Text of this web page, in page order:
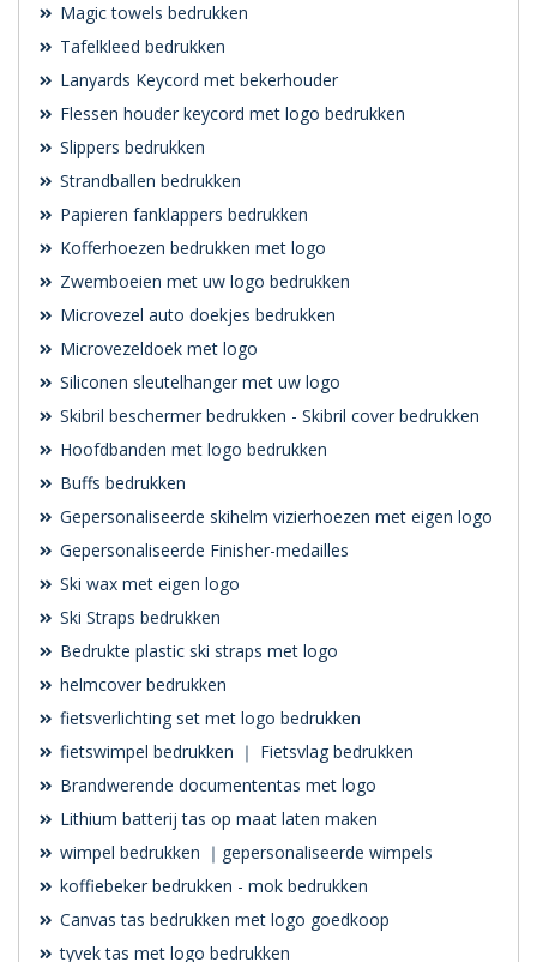
Magic towels bedrukken
Tafelkleed bedrukken
Lanyards Keycord met bekerhouder
Flessen houder keycord met logo bedrukken
Slippers bedrukken
Strandballen bedrukken
Papieren fanklappers bedrukken
Kofferhoezen bedrukken met logo
Zwemboeien met uw logo bedrukken
Microvezel auto doekjes bedrukken
Microvezeldoek met logo
Siliconen sleutelhanger met uw logo
Skibril beschermer bedrukken - Skibril cover bedrukken
Hoofdbanden met logo bedrukken
Buffs bedrukken
Gepersonaliseerde skihelm vizierhoezen met eigen logo
Gepersonaliseerde Finisher-medailles
Ski wax met eigen logo
Ski Straps bedrukken
Bedrukte plastic ski straps met logo
helmcover bedrukken
fietsverlichting set met logo bedrukken
fietswimpel bedrukken ｜ Fietsvlag bedrukken
Brandwerende documententas met logo
Lithium batterij tas op maat laten maken
wimpel bedrukken ｜gepersonaliseerde wimpels
koffiebeker bedrukken - mok bedrukken
Canvas tas bedrukken met logo goedkoop
tyvek tas met logo bedrukken